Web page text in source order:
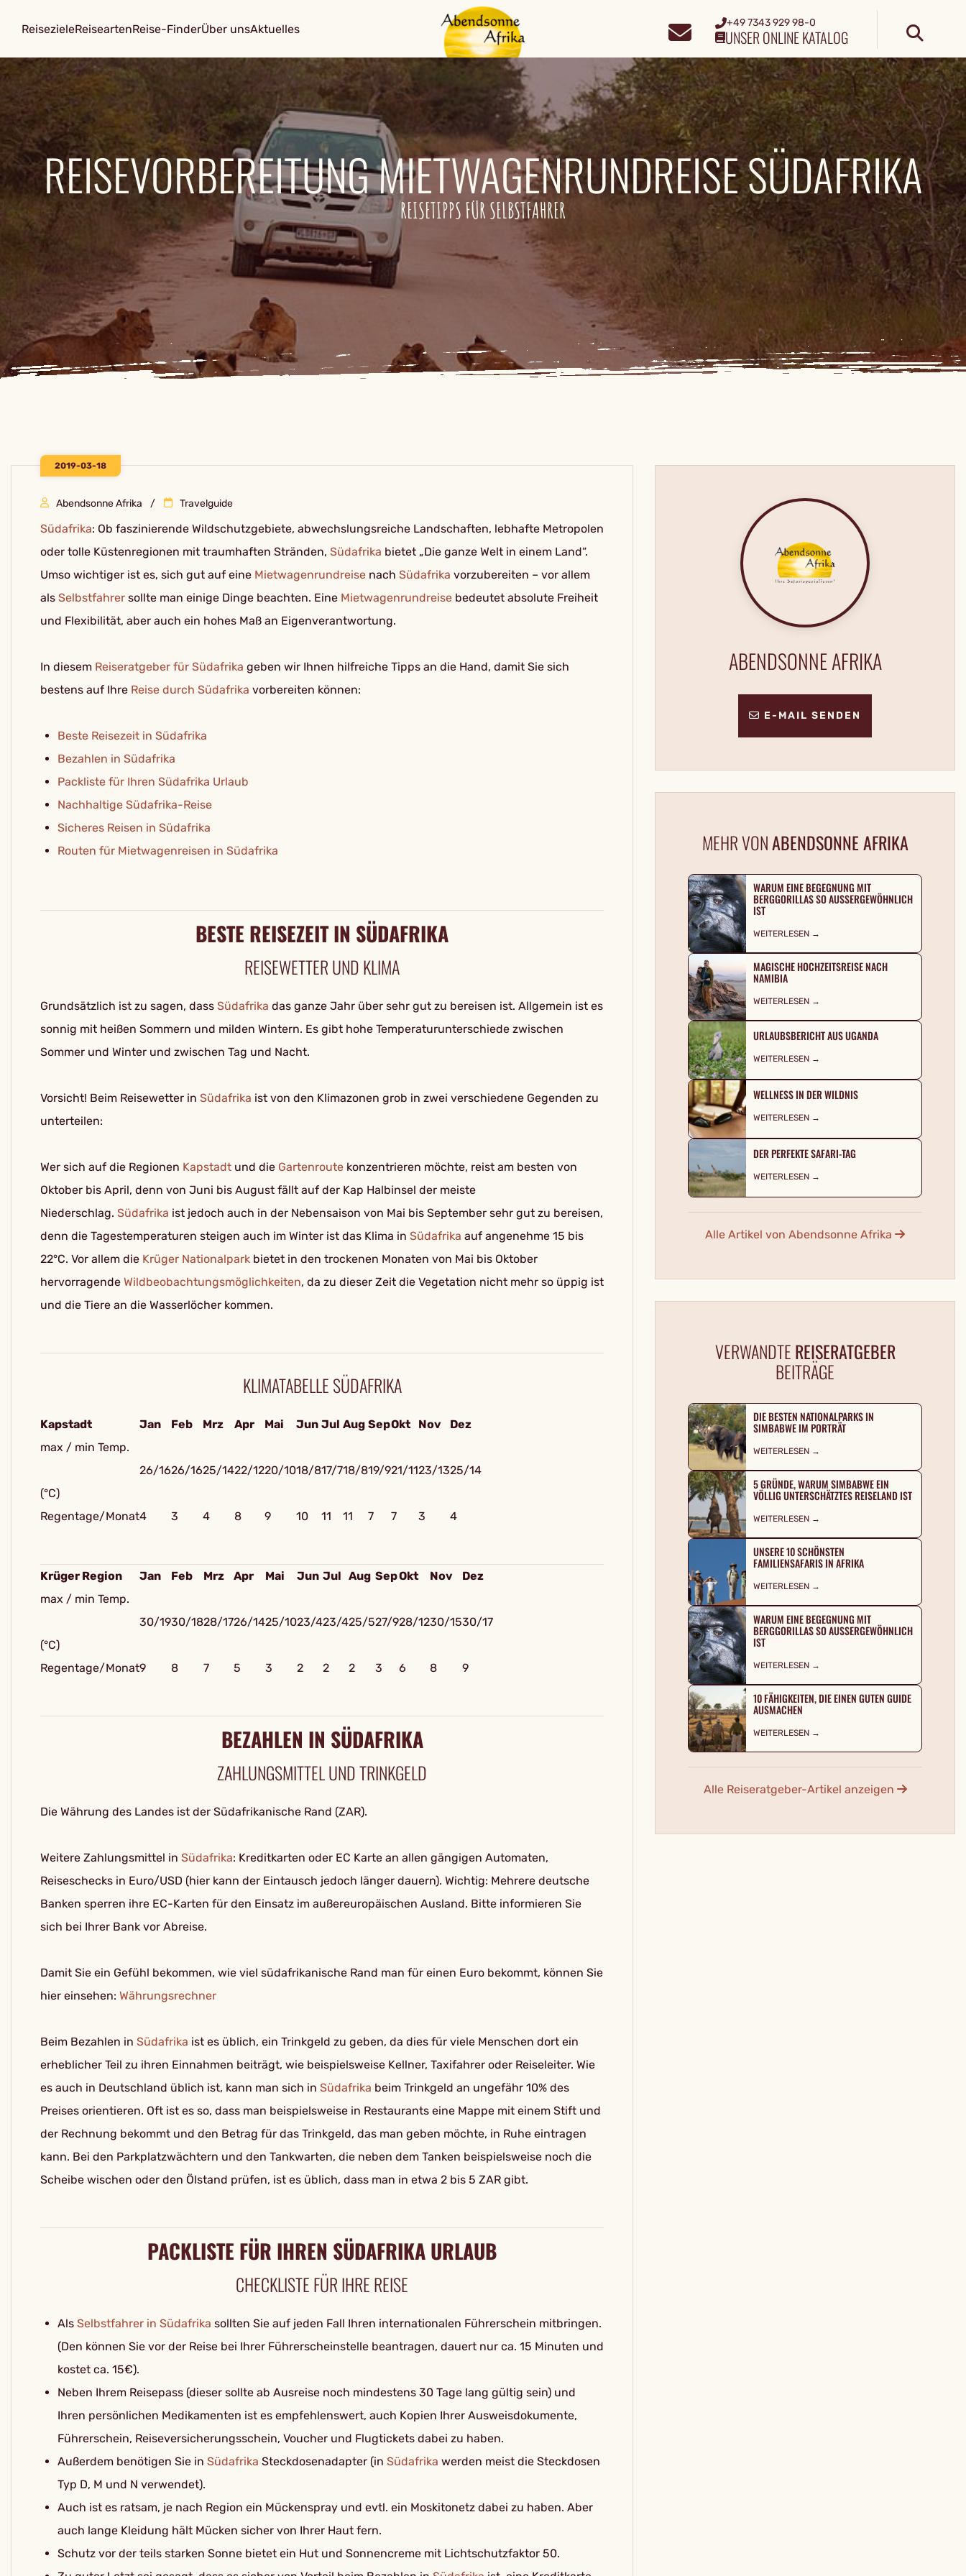
ReisezieleReiseartenReise-FinderÜber unsAktuelles +49 7343 929 98-0
UNSER ONLINE KATALOG
REISEVORBEREITUNG MIETWAGENRUNDREISE SÜDAFRIKA
REISETIPPS FÜR SELBSTFAHRER
2019-03-18
Abendsonne Afrika Travelguide
Südafrika: Ob faszinierende Wildschutzgebiete, abwechslungsreiche Landschaften, lebhafte Metropolen
oder tolle Küstenregionen mit traumhaften Stränden, Südafrika bietet „Die ganze Welt in einem Land“.
Umso wichtiger ist es, sich gut auf eine Mietwagenrundreise nach Südafrika vorzubereiten – vor allem
als Selbstfahrer sollte man einige Dinge beachten. Eine Mietwagenrundreise bedeutet absolute Freiheit
und Flexibilität, aber auch ein hohes Maß an Eigenverantwortung.
In diesem Reiseratgeber für Südafrika geben wir Ihnen hilfreiche Tipps an die Hand, damit Sie sich
bestens auf Ihre Reise durch Südafrika vorbereiten können:
Beste Reisezeit in Südafrika
Bezahlen in Südafrika
Packliste für Ihren Südafrika Urlaub
Nachhaltige Südafrika-Reise
Sicheres Reisen in Südafrika
Routen für Mietwagenreisen in Südafrika
BESTE REISEZEIT IN SÜDAFRIKA
REISEWETTER UND KLIMA
Grundsätzlich ist zu sagen, dass Südafrika das ganze Jahr über sehr gut zu bereisen ist. Allgemein ist es
sonnig mit heißen Sommern und milden Wintern. Es gibt hohe Temperaturunterschiede zwischen
Sommer und Winter und zwischen Tag und Nacht.
Vorsicht! Beim Reisewetter in Südafrika ist von den Klimazonen grob in zwei verschiedene Gegenden zu
unterteilen:
Wer sich auf die Regionen Kapstadt und die Gartenroute konzentrieren möchte, reist am besten von
Oktober bis April, denn von Juni bis August fällt auf der Kap Halbinsel der meiste
Niederschlag. Südafrika ist jedoch auch in der Nebensaison von Mai bis September sehr gut zu bereisen,
denn die Tagestemperaturen steigen auch im Winter ist das Klima in Südafrika auf angenehme 15 bis
22°C. Vor allem die Krüger Nationalpark bietet in den trockenen Monaten von Mai bis Oktober
hervorragende Wildbeobachtungsmöglichkeiten, da zu dieser Zeit die Vegetation nicht mehr so üppig ist
und die Tiere an die Wasserlöcher kommen.
KLIMATABELLE SÜDAFRIKA
Kapstadt Jan Feb Mrz Apr Mai Jun Jul Aug SepOkt Nov
Dez
max / min Temp.
(°C)
26/1626/1625/1422/1220/1018/817/718/819/921/1123/1325/14
Regentage/Monat4 3 4 8 9 10 11 11 7 7 3 4
Krüger Region Jan Feb Mrz Apr Mai Jun Jul Aug SepOkt Nov
Dez
max / min Temp.
(°C)
30/1930/1828/1726/1425/1023/423/425/527/928/1230/1530/17
Regentage/Monat9 8 7 5 3 2 2 2 3 6 8 9
BEZAHLEN IN SÜDAFRIKA
ZAHLUNGSMITTEL UND TRINKGELD
Die Währung des Landes ist der Südafrikanische Rand (ZAR).
Weitere Zahlungsmittel in Südafrika: Kreditkarten oder EC Karte an allen gängigen Automaten,
Reiseschecks in Euro/USD (hier kann der Eintausch jedoch länger dauern). Wichtig: Mehrere deutsche
Banken sperren ihre EC-Karten für den Einsatz im außereuropäischen Ausland. Bitte informieren Sie
sich bei Ihrer Bank vor Abreise.
Damit Sie ein Gefühl bekommen, wie viel südafrikanische Rand man für einen Euro bekommt, können Sie
hier einsehen: Währungsrechner
Beim Bezahlen in Südafrika ist es üblich, ein Trinkgeld zu geben, da dies für viele Menschen dort ein
erheblicher Teil zu ihren Einnahmen beiträgt, wie beispielsweise Kellner, Taxifahrer oder Reiseleiter. Wie
es auch in Deutschland üblich ist, kann man sich in Südafrika beim Trinkgeld an ungefähr 10% des
Preises orientieren. Oft ist es so, dass man beispielsweise in Restaurants eine Mappe mit einem Stift und
der Rechnung bekommt und den Betrag für das Trinkgeld, das man geben möchte, in Ruhe eintragen
kann. Bei den Parkplatzwächtern und den Tankwarten, die neben dem Tanken beispielsweise noch die
Scheibe wischen oder den Ölstand prüfen, ist es üblich, dass man in etwa 2 bis 5 ZAR gibt.
PACKLISTE FÜR IHREN SÜDAFRIKA URLAUB
CHECKLISTE FÜR IHRE REISE
Als Selbstfahrer in Südafrika sollten Sie auf jeden Fall Ihren internationalen Führerschein mitbringen.
(Den können Sie vor der Reise bei Ihrer Führerscheinstelle beantragen, dauert nur ca. 15 Minuten und
kostet ca. 15€).
Neben Ihrem Reisepass (dieser sollte ab Ausreise noch mindestens 30 Tage lang gültig sein) und
Ihren persönlichen Medikamenten ist es empfehlenswert, auch Kopien Ihrer Ausweisdokumente,
Führerschein, Reiseversicherungsschein, Voucher und Flugtickets dabei zu haben.
Außerdem benötigen Sie in Südafrika Steckdosenadapter (in Südafrika werden meist die Steckdosen
Typ D, M und N verwendet).
Auch ist es ratsam, je nach Region ein Mückenspray und evtl. ein Moskitonetz dabei zu haben. Aber
auch lange Kleidung hält Mücken sicher von Ihrer Haut fern.
Schutz vor der teils starken Sonne bietet ein Hut und Sonnencreme mit Lichtschutzfaktor 50.
ABENDSONNE AFRIKA
E-MAIL SENDEN
MEHR VONABENDSONNE AFRIKA
WARUM EINE BEGEGNUNG MIT
BERGGORILLAS SO AUSSERGEWÖHNLICH I
ST
WEITERLESEN →
MAGISCHE HOCHZEITSREISE NACH
NAMIBIA
WEITERLESEN →
URLAUBSBERICHT AUS UGANDA
WEITERLESEN →
WELLNESS IN DER WILDNIS
WEITERLESEN →
DER PERFEKTE SAFARI-TAG
WEITERLESEN →
Alle Artikel von Abendsonne Afrika
VERWANDTEREISERATGEBER
BEITRÄGE
DIE BESTEN NATIONALPARKS IN
SIMBABWE IM PORTRÄT
WEITERLESEN →
5 GRÜNDE, WARUM SIMBABWE EIN
VÖLLIG UNTERSCHÄTZTES REISELAND IST
WEITERLESEN →
UNSERE 10 SCHÖNSTEN
FAMILIENSAFARIS IN AFRIKA
WEITERLESEN →
WARUM EINE BEGEGNUNG MIT
BERGGORILLAS SO AUSSERGEWÖHNLICH I
ST
WEITERLESEN →
10 FÄHIGKEITEN, DIE EINEN GUTEN GUIDE
AUSMACHEN
WEITERLESEN →
Alle Reiseratgeber-Artikel anzeigen